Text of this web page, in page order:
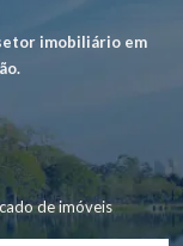
imobiliário em
de imóveis